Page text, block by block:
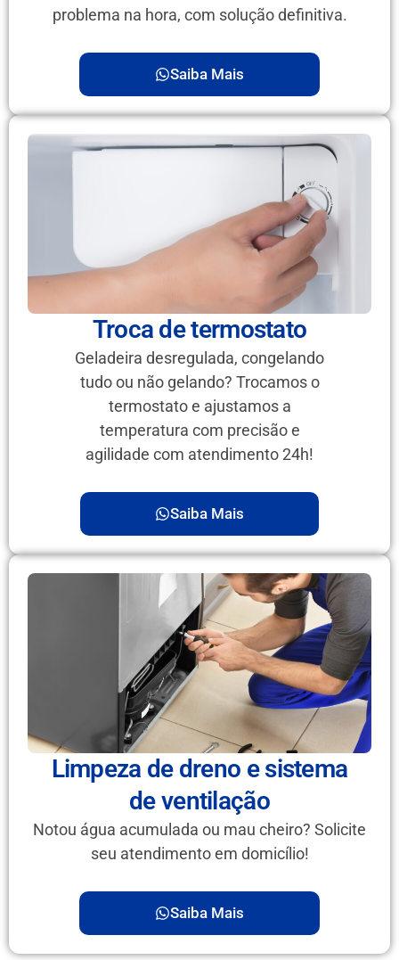
problema na hora, com solução definitiva.
Saiba Mais
Troca de termostato
Geladeira desregulada, congelando
tudo ou não gelando? Trocamos o
termostato e ajustamos a
temperatura com precisão e
agilidade com atendimento 24h!
Saiba Mais
Limpeza de dreno e sistema
de ventilação
Notou água acumulada ou mau cheiro? Solicite
seu atendimento em domicílio!
Saiba Mais